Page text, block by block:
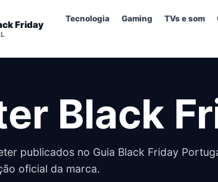
Friday
Tecnologia Gaming TVs e som
Black
publicados no Guia Black Friday
oficial da marca.